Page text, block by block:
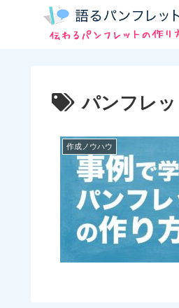
パンフレッ
作成ノウハウ